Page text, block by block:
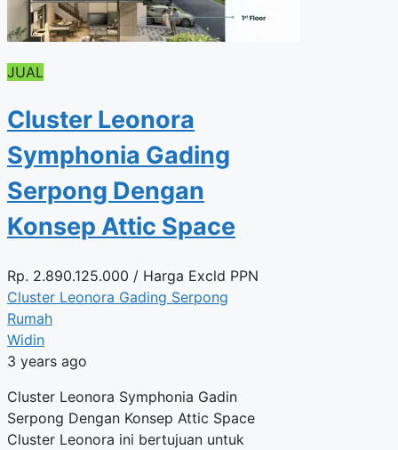
JUAL
Cluster Leonora
Symphonia Gading
Serpong Dengan
Konsep Attic Space
Rp. 2.890.125.000 / Harga Excld PPN
Cluster Leonora Gading Serpong
Rumah
Widin
3 years ago
Cluster Leonora Symphonia Gadin
Serpong Dengan Konsep Attic Space
Cluster Leonora ini bertujuan untuk